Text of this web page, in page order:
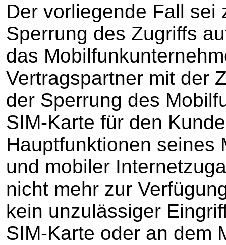
Der vorliegende Fall sei
Sperrung des Zugriffs
das
Vertragspartner mit der
der Sperrung des
SIM-Karte für den
Hauptfunktionen seines
und mobiler
nicht mehr zur
kein unzulässiger
SIM-Karte oder an dem